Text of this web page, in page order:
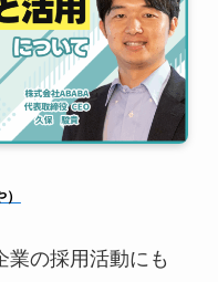
業の採用活動にも